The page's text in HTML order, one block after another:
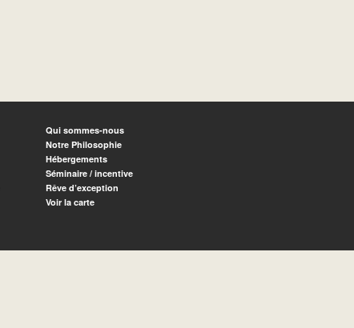
Qui sommes-nous
Notre Philosophie
Hébergements
Séminaire / incentive
Rêve d’exception
Voir la carte